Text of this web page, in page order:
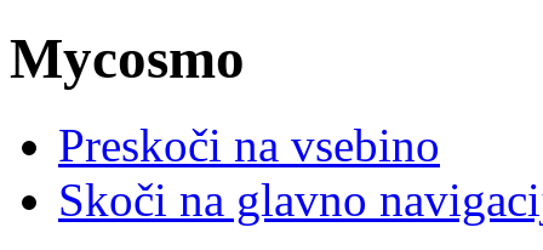
Mycosmo
Preskoči na vsebino
Skoči na glavno